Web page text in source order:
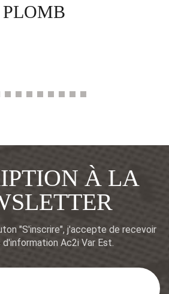
PLOMB
À LA
"S'inscrire", j'accepte de recevoir
Ac2i Var Est.